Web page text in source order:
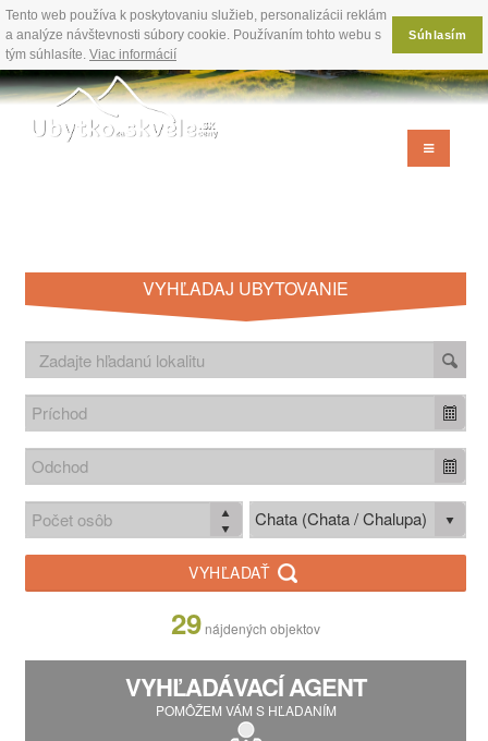
Tento web používa k poskytovaniu služieb, personalizácii reklám
a analýze návštevnosti súbory cookie. Používaním tohto webu s
tým súhlasíte. Viac informácií
Súhlasím
VYHĽADAJ UBYTOVANIE
Chata (Chata / Chalupa)
VYHĽADAŤ
29 nájdených objektov
VYHĽADÁVACÍ AGENT
POMÔŽEM VÁM S HĽADANÍM